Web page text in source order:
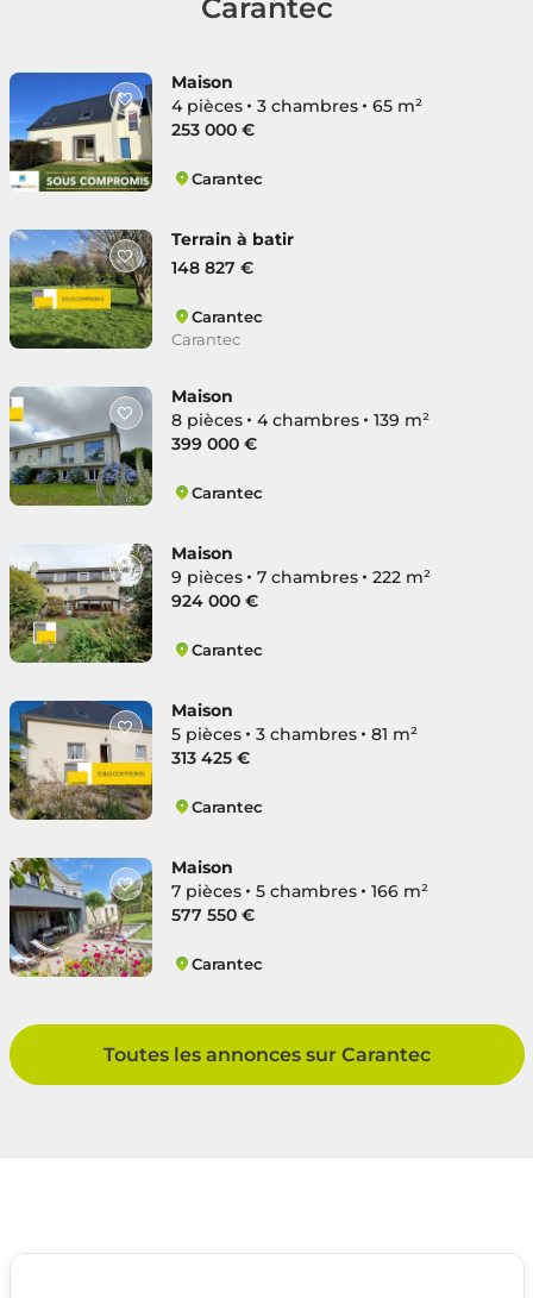
Carantec
Maison
4 pièces
3 chambres
65 m²
253 000 €
Carantec
Terrain à batir
148 827 €
Carantec
Carantec
Maison
8 pièces
4 chambres
139 m²
399 000 €
Carantec
Maison
9 pièces
7 chambres
222 m²
924 000 €
Carantec
Maison
5 pièces
3 chambres
81 m²
313 425 €
Carantec
Maison
7 pièces
5 chambres
166 m²
577 550 €
Carantec
Toutes les annonces sur Carantec